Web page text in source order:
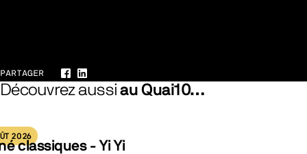
PARTAGER
Facebook
LinkedIn
Découvrez aussiau Quai10…
2026
classiques - Yi Yi